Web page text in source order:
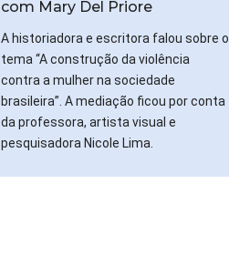
com Mary Del Priore
A historiadora e escritora falou sobre o
tema “A construção da violência
contra a mulher na sociedade
brasileira”. A mediação ficou por conta
da professora, artista visual e
pesquisadora Nicole Lima.